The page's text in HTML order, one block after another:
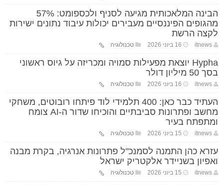
הבינה המלאכותית מגיעה לסניף ולכספומט: 57%
מהגופים הפיננסיים מעבירים יכולות עיבוד נתונים ישירות
לקצה הרשת
itnews 16 ביוני 2026 טכנולוגיה
Hypha יוצאת מפעילות סמויה ומכריזה על גיוס ראשוני
בסך 50 מיליון דולר
itnews 16 ביוני 2026 טכנולוגיה
העתיד כבר כאן: 400 תלמידי לוד פיתחו רובוטים, משחקי
מחשב ופתרונות סביבתיים והוכיחו שדור ה-AI צומח
ומתפתח בעיר
itnews 15 ביוני 2026 טכנולוגיה
עזרא כהן התמנה לסמנכ"ל פתרונות אנרגיה, בקרת מבנה
ואפיון בשניידר אלקטריק ישראל
itnews 15 ביוני 2026 טכנולוגיה